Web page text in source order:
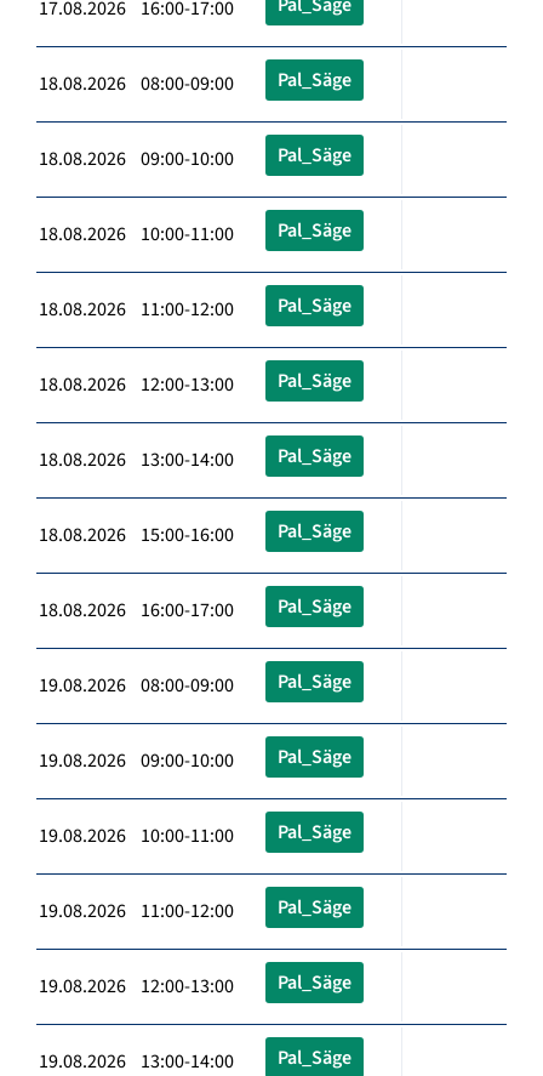
17.08.2026 16:00-17:00
18.08.2026 08:00-09:00 Pal_Säge
18.08.2026 09:00-10:00 Pal_Säge
18.08.2026 10:00-11:00 Pal_Säge
18.08.2026 11:00-12:00 Pal_Säge
18.08.2026 12:00-13:00 Pal_Säge
18.08.2026 13:00-14:00 Pal_Säge
18.08.2026 15:00-16:00 Pal_Säge
18.08.2026 16:00-17:00 Pal_Säge
19.08.2026 08:00-09:00 Pal_Säge
19.08.2026 09:00-10:00 Pal_Säge
19.08.2026 10:00-11:00 Pal_Säge
19.08.2026 11:00-12:00 Pal_Säge
19.08.2026 12:00-13:00 Pal_Säge
19.08.2026 13:00-14:00 Pal_Säge